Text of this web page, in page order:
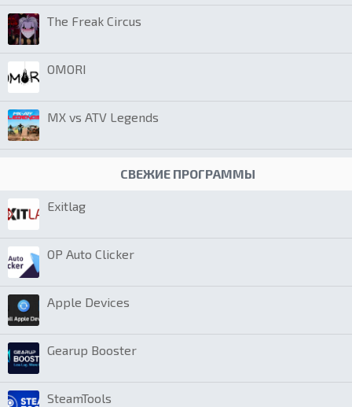
The Freak Circus
OMORI
MX vs ATV Legends
СВЕЖИЕ ПРОГРАММЫ
Exitlag
OP Auto Clicker
Apple Devices
Gearup Booster
SteamTools